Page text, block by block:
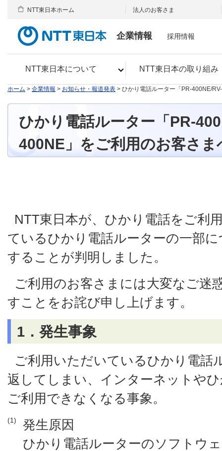
企業情報
NTT東日本について NTT東日本の取り組み
NTT東日本ホーム 法人のお客さま
採用情報
ホーム > 企業情報 > お知らせ・報道発表 > ひかり電話ルーター「PR-400NE/
ひかり電話ルーター「PR-
400NE」をご利用のお客さま
NTT東日本が、ひかり電話をご利
ているひかり電話ルーターの一部
することが判明しました。
ご利用のお客さまには大変なご迷
すことをお詫び申し上げます。
1．発生事象
ご利用いただいているひかり電話
返してしまい、インターネットや
ご利用できなくなる事象。
(1)
発生原因
ひかり電話ルーターのソフトウ